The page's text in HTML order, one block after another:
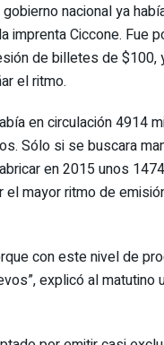
nacional ya
Ciccone. Fue
de billetes de $100,
el ritmo.
en circulación 4914
Sólo si se buscara
en 2015 unos
mayor ritmo de
con este nivel de
explicó al matutino